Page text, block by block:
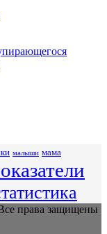
малыши мама
права защищены